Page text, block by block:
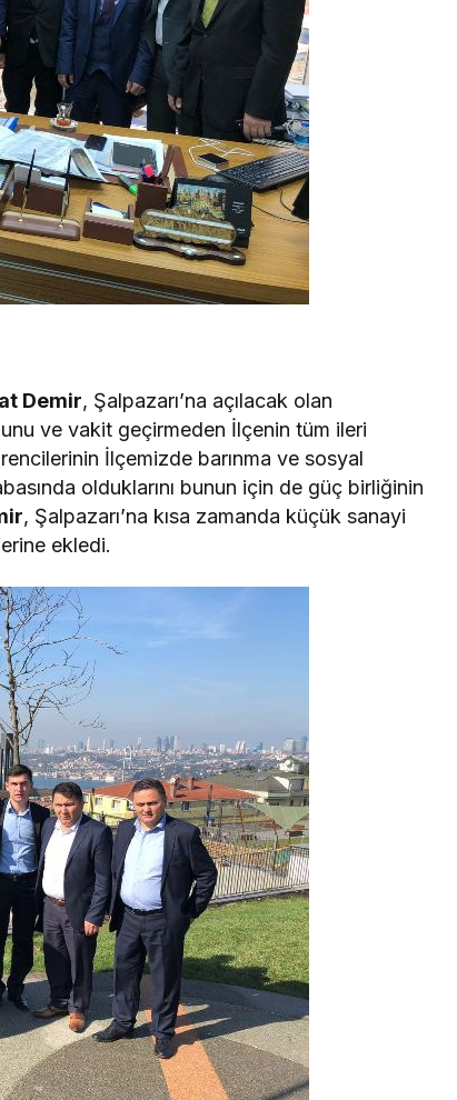
Demir, Şalpazarı’na açılacak olan
ve vakit geçirmeden İlçenin tüm ileri
İlçemizde barınma ve sosyal
olduklarını bunun için de güç birliğinin
, Şalpazarı’na kısa zamanda küçük sanayi
ekledi.